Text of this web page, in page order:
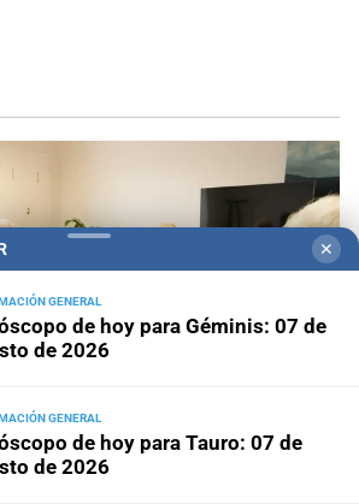
✕
GENERAL
de hoy para Géminis: 07 de
de 2026
GENERAL
de hoy para Tauro: 07 de
de 2026